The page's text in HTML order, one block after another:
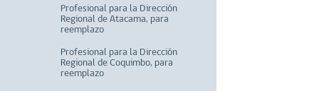
Profesional para la Dirección
Regional de Atacama, para
reemplazo
Profesional para la Dirección
Regional de Coquimbo, para
reemplazo